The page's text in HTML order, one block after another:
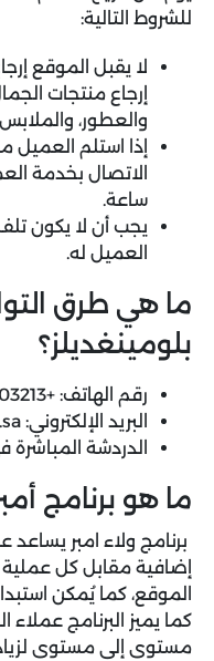
للشروط التالية:
لا يقبل الموقع
إرجاع منتجات
والعطور، والملابس
إذا استلم العميل
ساعة.
يجب أن لا يكون
العميل له.
ما هي طرق
بلومينغديلز؟
رقم الهاتف: +966115103213
البريد الإلكتروني:
الدردشة
ما هو برنامج
برنامج ولاء امبر
إضافية مقابل كل
الموقع، كما يُمكن
كما يميز البرنامج
مستوى إلى مستوى